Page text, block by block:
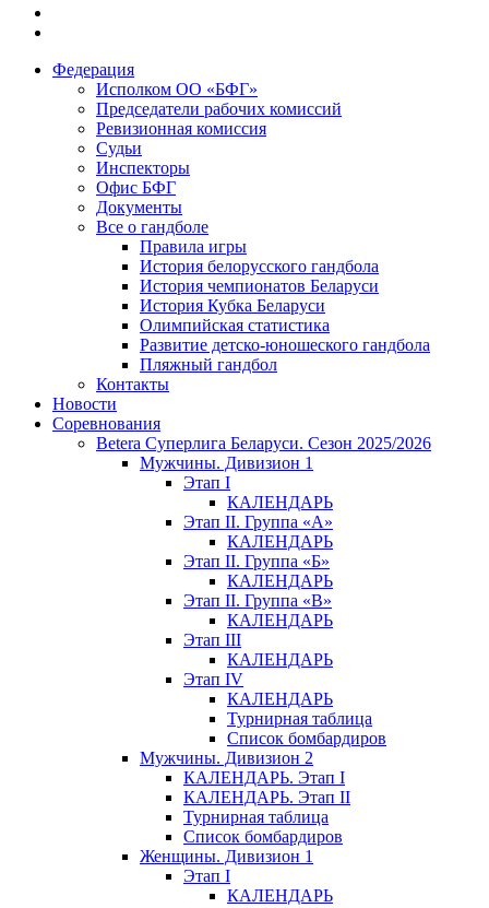
Федерация
Исполком ОО «БФГ»
Председатели рабочих комиссий
Ревизионная комиссия
Судьи
Инспекторы
Офис БФГ
Документы
Все о гандболе
Правила игры
История белорусского гандбола
История чемпионатов Беларуси
История Кубка Беларуси
Олимпийская статистика
Развитие детско-юношеского гандбола
Пляжный гандбол
Контакты
Новости
Соревнования
Betera Суперлига Беларуси. Сезон 2025/2026
Мужчины. Дивизион 1
Этап I
КАЛЕНДАРЬ
Этап II. Группа «А»
КАЛЕНДАРЬ
Этап II. Группа «Б»
КАЛЕНДАРЬ
Этап II. Группа «В»
КАЛЕНДАРЬ
Этап III
КАЛЕНДАРЬ
Этап IV
КАЛЕНДАРЬ
Турнирная таблица
Список бомбардиров
Мужчины. Дивизион 2
КАЛЕНДАРЬ. Этап I
КАЛЕНДАРЬ. Этап II
Турнирная таблица
Список бомбардиров
Женщины. Дивизион 1
Этап I
КАЛЕНДАРЬ